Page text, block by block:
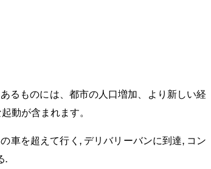
るものには、都市の人口増加、より新しい経
動が含まれます。
車を超えて行く, デリバリーバンに到達, コン
.